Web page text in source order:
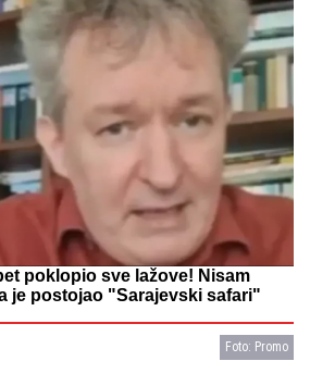
poklopio sve lažove! Nisam
je postojao "Sarajevski safari"
Foto: Promo